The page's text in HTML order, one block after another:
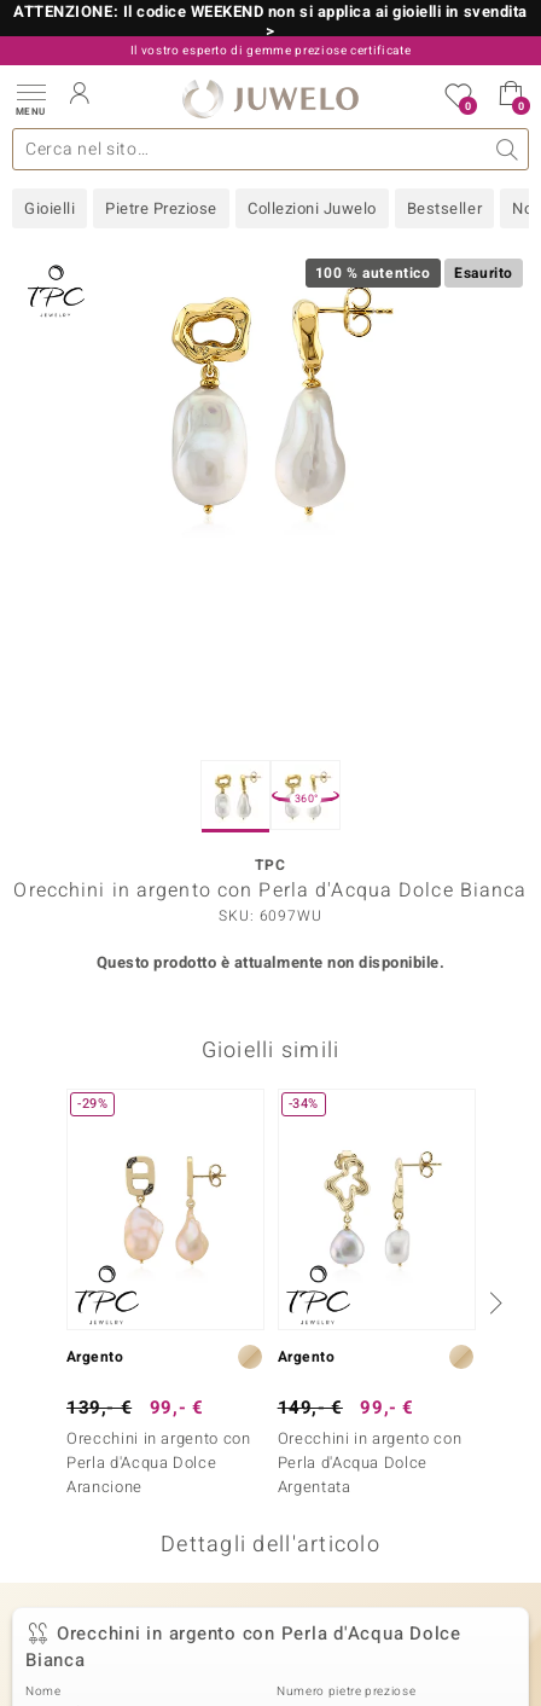
ATTENZIONE: Il codice WEEKEND non si applica ai gioielli in svendita
>
Il vostro esperto di gemme preziose certificate
800 986 787
MENU 0 0
Gioielli Pietre Preziose Collezioni Juwelo Bestseller
gioielli Design Metallo prezioso Misure anelli
più importanti Pietre preziose per colore Pietre preziose
Love
Collection
by de Melo
Classics
Informazioni generali Approfondimenti Consigli
Acquistare in diretta Juwelo
100 % autentico Esaurito
360°
TPC
Orecchini in argento con Perla d'Acqua Dolce Bianca
SKU: 6097WU
Questo prodotto è attualmente non disponibile.
Gioielli simili
-29%
Argento
139,- € 99,- €
Orecchini in argento con
Perla d'Acqua Dolce
Arancione
-34%
Argento
149,- € 99,- €
Orecchini in argento con
Perla d'Acqua Dolce
Argentata
Dettagli dell'articolo
Orecchini in argento con Perla d'Acqua Dolce
Bianca
Nome Numero pietre preziose